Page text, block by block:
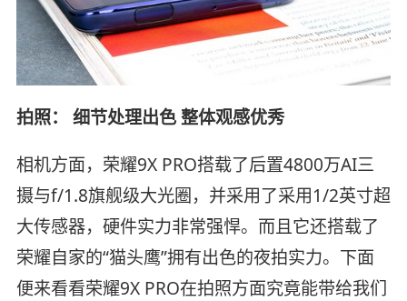
拍照： 细节处理出色 整体观感优秀
相机方面，荣耀9X PRO搭载了后置4800万AI三
摄与f/1.8旗舰级大光圈，并采用了采用1/2英寸超
大传感器，硬件实力非常强悍。而且它还搭载了
荣耀自家的“猫头鹰”拥有出色的夜拍实力。下面
便来看看荣耀9X PRO在拍照方面究竟能带给我们